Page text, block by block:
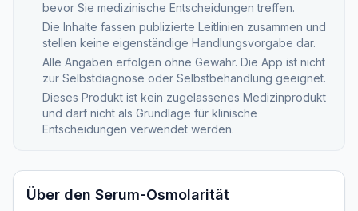
bevor Sie medizinische Entscheidungen treffen.
Die Inhalte fassen publizierte Leitlinien zusammen und
stellen keine eigenständige Handlungsvorgabe dar.
Alle Angaben erfolgen ohne Gewähr. Die App ist nicht
zur Selbstdiagnose oder Selbstbehandlung geeignet.
Dieses Produkt ist kein zugelassenes Medizinprodukt
und darf nicht als Grundlage für klinische
Entscheidungen verwendet werden.
Über den Serum-Osmolarität